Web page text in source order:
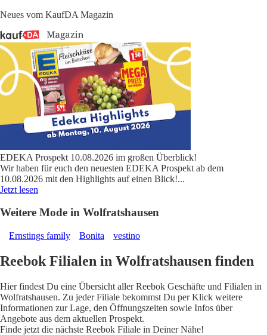
Neues vom KaufDA Magazin
EDEKA Prospekt 10.08.2026 im großen Überblick!
Wir haben für euch den neuesten EDEKA Prospekt ab dem
10.08.2026 mit den Highlights auf einen Blick!...
Jetzt lesen
Weitere Mode in Wolfratshausen
Ernstings family Bonita vestino
Reebok Filialen in Wolfratshausen finden
Hier findest Du eine Übersicht aller Reebok Geschäfte und Filialen in
Wolfratshausen. Zu jeder Filiale bekommst Du per Klick weitere
Informationen zur Lage, den Öffnungszeiten sowie Infos über
Angebote aus dem aktuellen Prospekt.
Finde jetzt die nächste Reebok Filiale in Deiner Nähe!